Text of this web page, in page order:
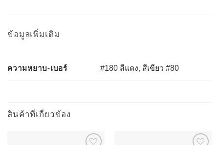
ข้อมูลเพิ่มเติม
ความหยาบ-เบอร์ #180 สีแดง, สีเขียว #80
สินค้าที่เกี่ยวข้อง